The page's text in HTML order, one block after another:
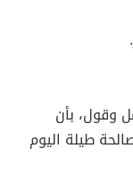
وقول، بأن
طيلة اليوم